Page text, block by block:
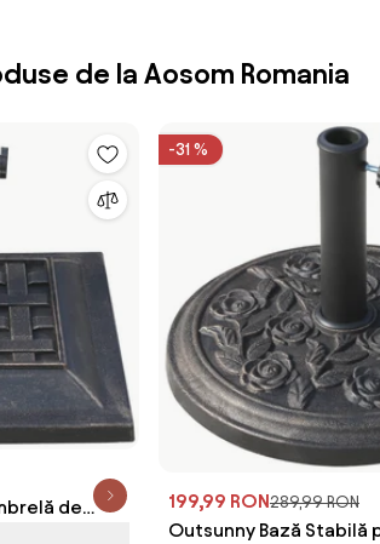
de la Aosom Romania
de
Rășină și
-31 %
199,99 RON289,99 RON
Outsunny Bază Stabilă